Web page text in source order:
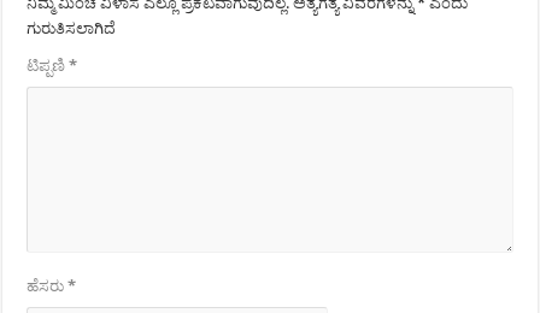
ಗುರುತಿಸಲಾಗಿದೆ
ಟಿಪ್ಪಣಿ*
ಹೆಸರು*